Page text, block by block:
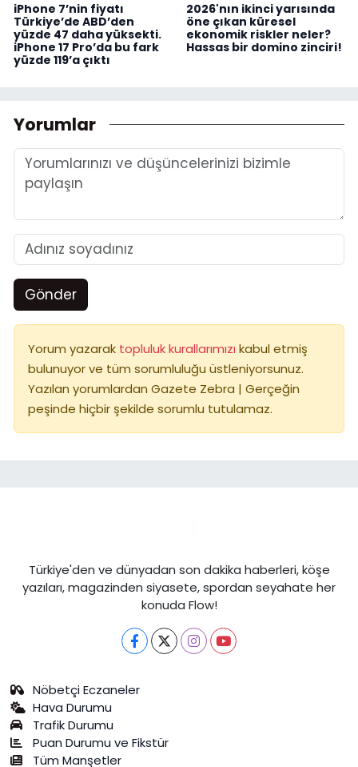
iPhone 7’nin fiyatı
Türkiye’de ABD’den
yüzde 47 daha yüksekti.
iPhone 17 Pro’da bu fark
yüzde 119’a çıktı
2026'nın ikinci yarısında
öne çıkan küresel
ekonomik riskler neler?
Hassas bir domino zinciri!
Yorumlar
Gönder
Yorum yazarak topluluk kurallarımızı kabul etmiş
bulunuyor ve tüm sorumluluğu üstleniyorsunuz.
Yazılan yorumlardan Gazete Zebra | Gerçeğin
peşinde hiçbir şekilde sorumlu tutulamaz.
Türkiye'den ve dünyadan son dakika haberleri, köşe
yazıları, magazinden siyasete, spordan seyahate her
konuda Flow!
Nöbetçi Eczaneler
Hava Durumu
Trafik Durumu
Puan Durumu ve Fikstür
Tüm Manşetler